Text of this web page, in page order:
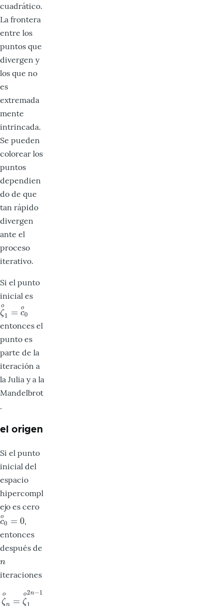
cuadrático.
La frontera
entre los
puntos que
divergen y
los que no
es
extremada
mente
intrincada.
Se pueden
colorear los
puntos
dependien
do de que
tan rápido
divergen
ante el
proceso
iterativo.
Si el punto
inicial es
ζ
o
1 = c
o
0
ζo =c o0
entonces el
punto es
parte de la
iteración a
la Julia y a la
Mandelbrot
.
el origen
Si el punto
inicial del
espacio
hipercompl
ejo es cero
c
o
0 = 0
co 0= 0,
entonces
después de
n
n
iteraciones
ζ
o
n
= ζ
o2n−1
1
ζon=ζ o1